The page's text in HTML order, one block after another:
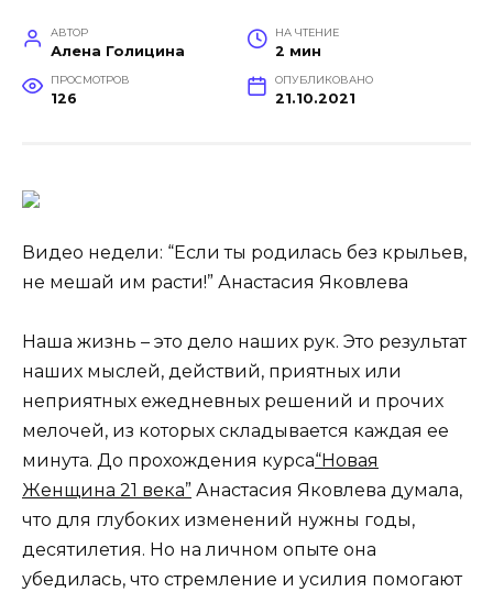
АВТОР
Алена Голицина
НА ЧТЕНИЕ
2 мин
ПРОСМОТРОВ
126
ОПУБЛИКОВАНО
21.10.2021
Видео недели: “Если ты родилась без крыльев,
не мешай им расти!” Анастасия Яковлева
Наша жизнь – это дело наших рук. Это результат
наших мыслей, действий, приятных или
неприятных ежедневных решений и прочих
мелочей, из которых складывается каждая ее
минута. До прохождения курса“Новая
Женщина 21 века” Анастасия Яковлева думала,
что для глубоких изменений нужны годы,
десятилетия. Но на личном опыте она
убедилась, что стремление и усилия помогают